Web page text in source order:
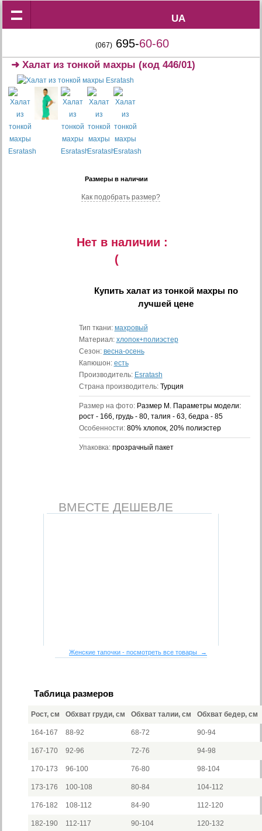
UA
UA
(067) 695-60-60
➜Халат из тонкой махры (код 446/01)
Размеры в наличии
Как подобрать размер?
Нет в наличии :
(
Купить халат из тонкой махры по
лучшей цене
Тип ткани: махровый
Материал: хлопок+полиэстер
Сезон: весна-осень
Капюшон: есть
Производитель: Esratash
Страна производитель: Турция
Размер на фото: Размер M. Параметры модели:
рост - 166, грудь - 80, талия - 63, бедра - 85
Особенности: 80% хлопок, 20% полиэстер
Упаковка: прозрачный пакет
ВМЕСТЕ ДЕШЕВЛЕ
Женские тапочки - посмотреть все товары →
Таблица размеров
Рост, см Обхват груди, см Обхват талии, см Обхват бедер, см
164-167 88-92 68-72 90-94
167-170 92-96 72-76 94-98
170-173 96-100 76-80 98-104
173-176 100-108 80-84 104-112
176-182 108-112 84-90 112-120
182-190 112-117 90-104 120-132